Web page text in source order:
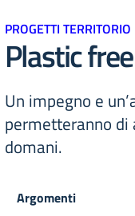
PROGETTI
Plastic free
Un impegno e
permetteranno di
domani.
Argomenti